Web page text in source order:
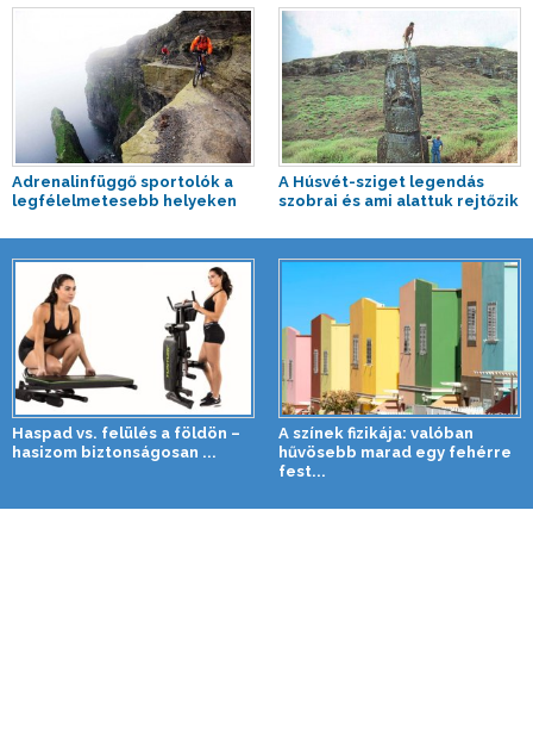
Adrenalinfüggő sportolók a
legfélelmetesebb helyeken
A Húsvét-sziget legendás
szobrai és ami alattuk rejtőzik
Haspad vs. felülés a földön –
hasizom biztonságosan ...
A színek fizikája: valóban
hűvösebb marad egy fehérre
fest...